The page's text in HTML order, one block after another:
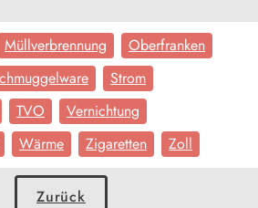
Müllverbrennung
Oberfranken
Strom
TVO
Vernichtung
Wärme Zigaretten Zoll
Zurück